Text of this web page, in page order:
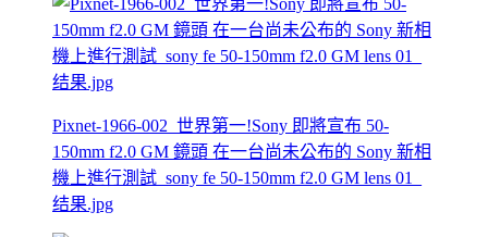
Pixnet-1966-002_世界第一!Sony 即將宣布 50-
150mm f2.0 GM 鏡頭 在一台尚未公布的 Sony 新相
機上進行測試_sony fe 50-150mm f2.0 GM lens 01_
结果.jpg